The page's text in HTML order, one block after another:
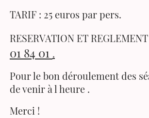
TARIF : 25 euros par pers.
RESERVATION ET
01 84 01 .
Pour le bon déroulement des
de venir à l heure .
Merci !